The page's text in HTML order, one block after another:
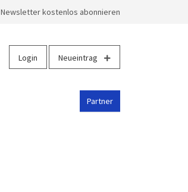
Newsletter kostenlos abonnieren
Login Neueintrag
Partner